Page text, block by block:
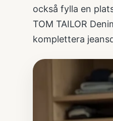
också fylla en
TOM TAILOR
komplettera